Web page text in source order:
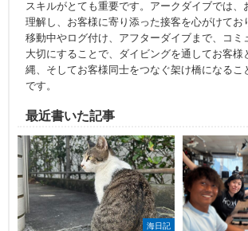
スキルがとても重要です。アークダイブでは、
理解し、お客様に寄り添った接客を心がけてお
移動中やログ付け、アフターダイブまで、コミ
大切にすることで、ダイビングを通してお客様
縄、そしてお客様同士をつなぐ架け橋になるこ
です。
最近書いた記事
海日記